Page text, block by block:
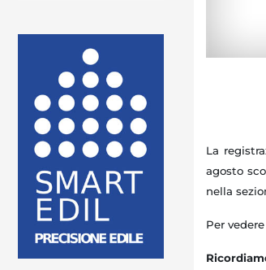
La
agosto
nella
Per